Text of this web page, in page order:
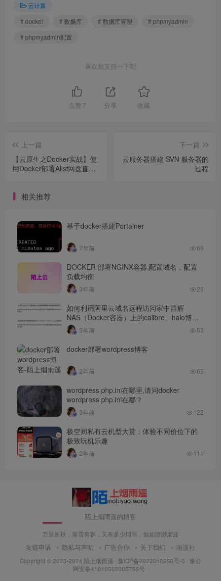
云计算
# docker
# 数据库 # 数据库管理
# phpmyadmin
# phpmyadmin配置
喜欢就支持一下吧
点赞 7 分享 收藏
上一篇
【云原生之Docker实战】使
用Docker部署Alist网盘直链
下一篇
云服务器搭建 SVN 服务器的
过程
相关推荐
基于docker搭建Portainer
2年前 66
DOCKER 部署NGINX容器,配置域名，配置
负载均衡
3年前 25
如何利用阿里云域名远程访问家中群辉
NAS（Docker容器）上的calibre、halo博
客？3年前 53
docker部署wordpress博客
2年前 65
wordpress php.ini在哪里,请问docker
wordpress php.ini在哪？
3年前 122
极空间私有云机型大赏：体验不同价位下的
极致玩机乐趣
2年前 111
陌上烟雨遥的博客
万里长秋，落雪有客，又有多少烟雨，似如渺渺烟波
友链申请 隐私与声明 广告合作 关于我们 雨遥社
Copyright © 2023-2024 陌上烟雨遥 · 豫ICP备2022018256号-3 · 豫公
网安备41010502005755号 ·